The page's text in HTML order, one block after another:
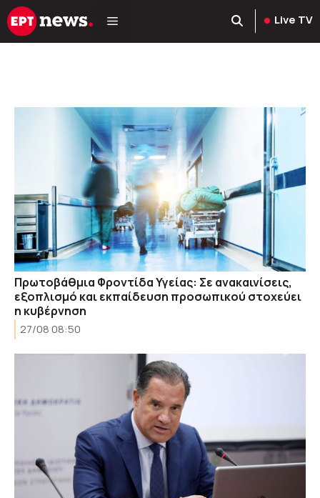
Μετάβαση
σε
Live TV
Πρωτοβάθμια Φροντίδα Υγείας: Σε ανακαινίσεις,
εξοπλισμό και εκπαίδευση προσωπικού στοχεύει
η κυβέρνηση
27/08 08:50